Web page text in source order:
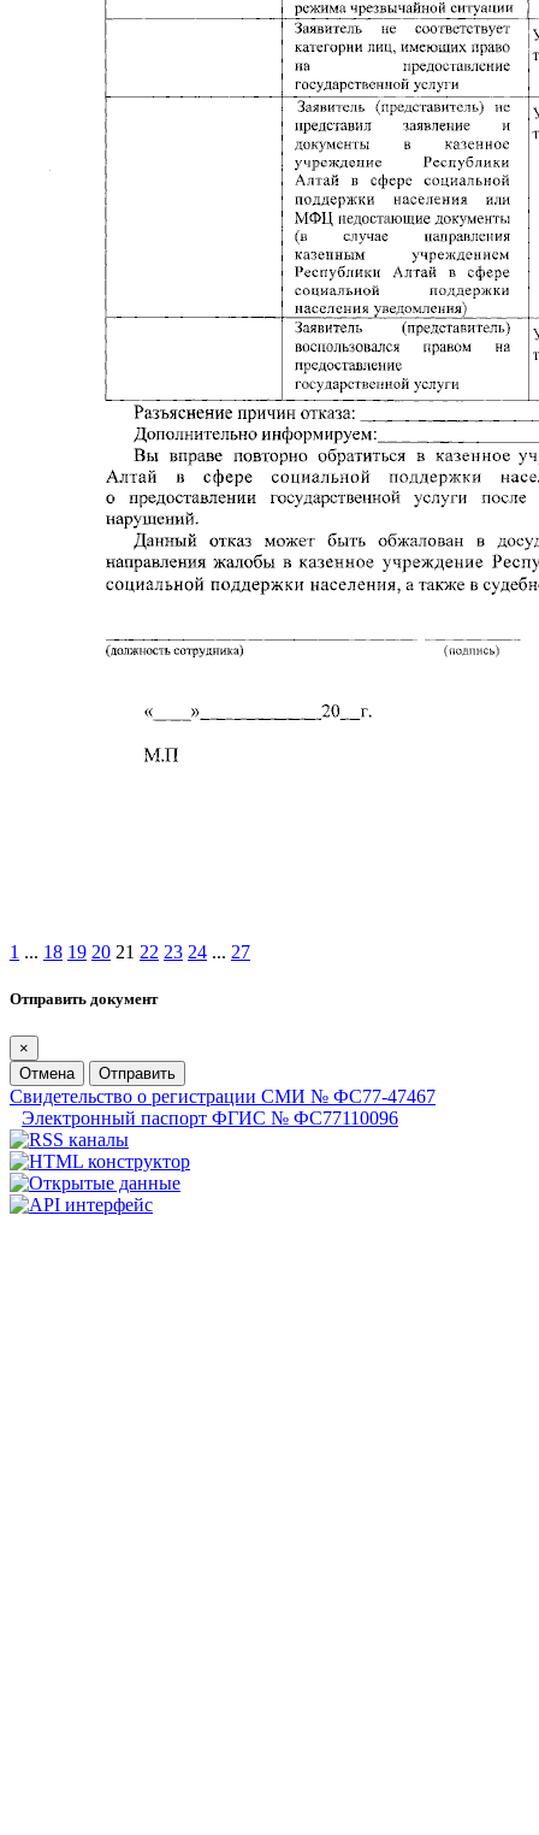
1 ... 18 19 20 21 22 23 24 ... 27
Отправить документ
×
Отмена
Отправить
Свидетельство о регистрации СМИ № ФС77-47467
Электронный паспорт ФГИС № ФС77110096